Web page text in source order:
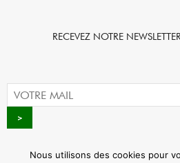
RECEVEZ NOTRE
Nous utilisons des cookies pour